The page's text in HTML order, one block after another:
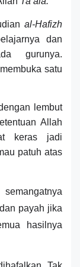
al-Hafizh
dan
gurunya.
satu
lembut
Allah
keras jadi
patuh atas
payah jika
hasilnya